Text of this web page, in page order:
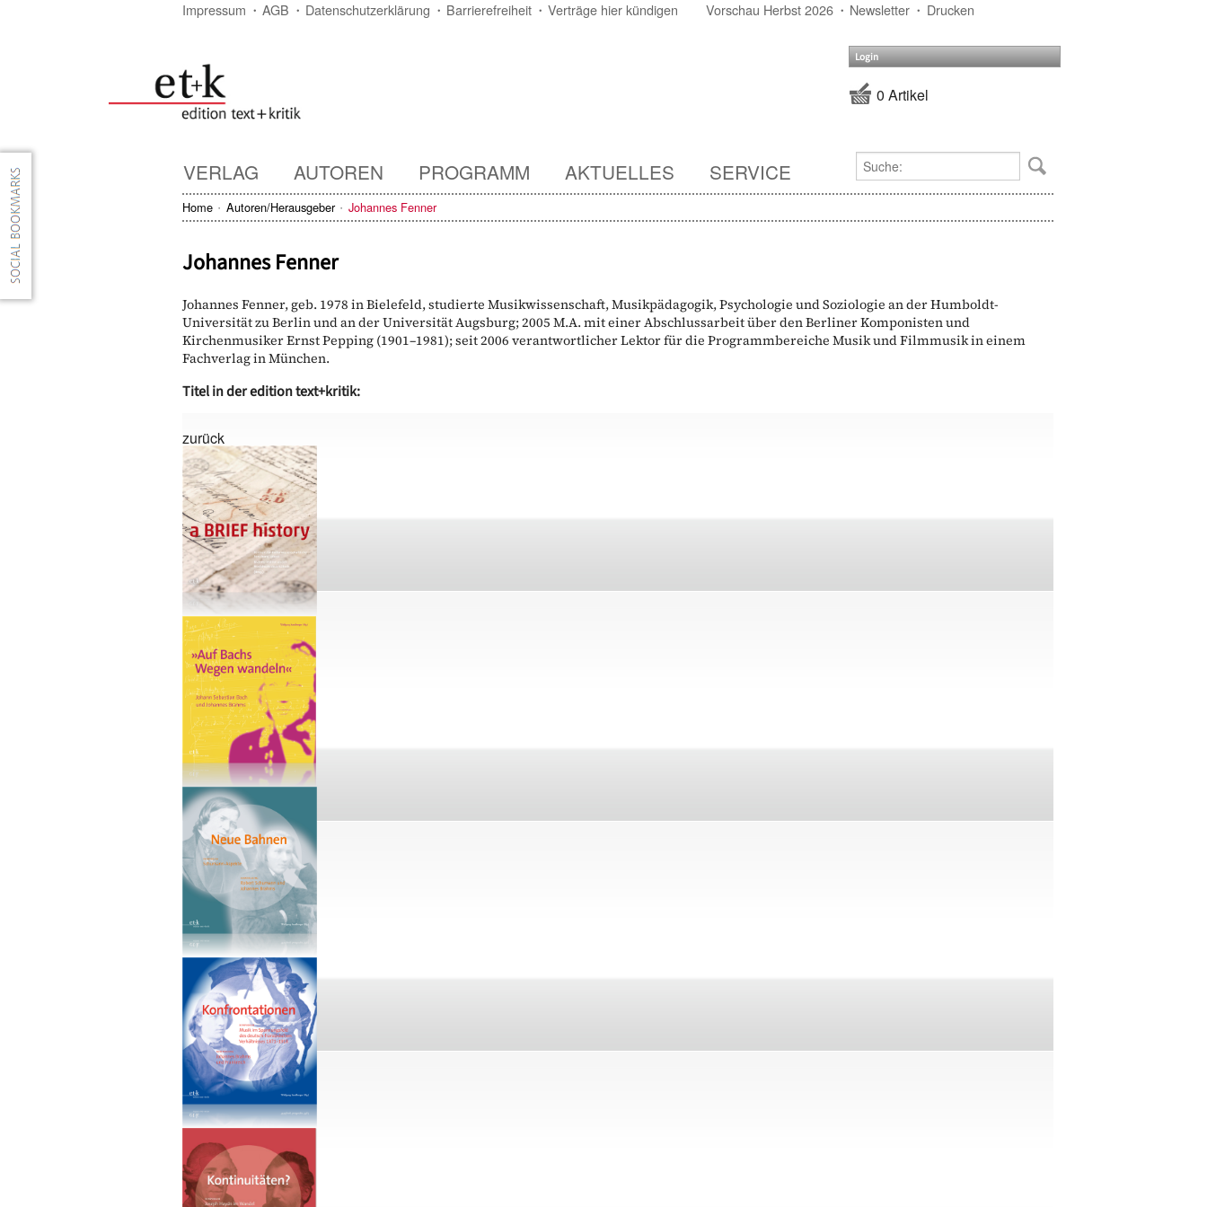
Impressum AGB Datenschutzerklärung Barrierefreiheit Verträge hier kündigen Vorschau Herbst 2026 Newsletter Drucken
Login
0 Artikel
VERLAG AUTOREN PROGRAMM AKTUELLES SERVICE
Home Autoren/Herausgeber Johannes Fenner
Johannes Fenner
Johannes Fenner, geb. 1978 in Bielefeld, studierte Musikwissenschaft, Musikpädagogik, Psychologie und Soziologie an der Humboldt-
Universität zu Berlin und an der Universität Augsburg; 2005 M.A. mit einer Abschlussarbeit über den Berliner Komponisten und
Kirchenmusiker Ernst Pepping (1901–1981); seit 2006 verantwortlicher Lektor für die Programmbereiche Musik und Filmmusik in einem
Fachverlag in München.
Titel in der edition text+kritik:
zurück